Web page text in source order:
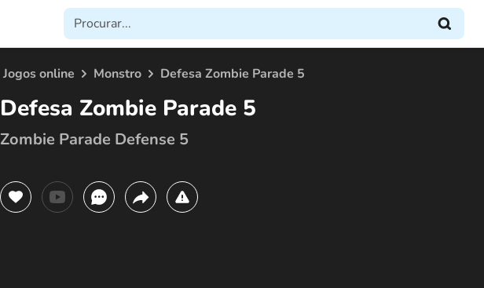
Jogos online Monstro Defesa Zombie Parade 5
Defesa Zombie Parade 5
Zombie Parade Defense 5